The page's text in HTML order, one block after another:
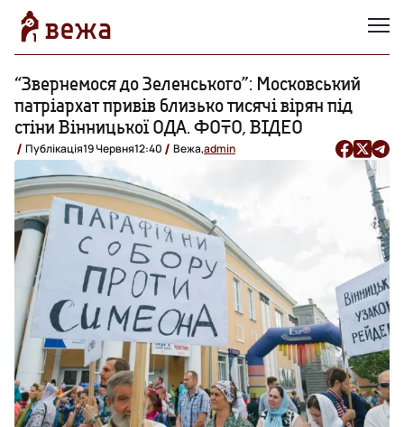
“Звернемося до Зеленського”: Московський
патріархат привів близько тисячі вірян під
стіни Вінницької ОДА. ФОТО, ВІДЕО
Публікація19 Червня12:40 Вежа,admin